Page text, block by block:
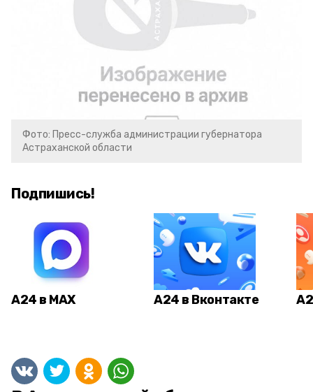
Фото: Пресс-служба администрации губернатора
Астраханской области
Подпишись!
А24 в MAX А24 в Вконтакте